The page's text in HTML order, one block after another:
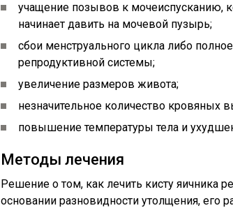
учащение позывов к мочеиспусканию,
начинает давить на мочевой пузырь;
сбои менструального цикла либо
репродуктивной системы;
увеличение размеров живота;
незначительное количество кровяных
повышение температуры тела и
Методы лечения
Решение о том, как лечить кисту яичника
основании разновидности утолщения, его